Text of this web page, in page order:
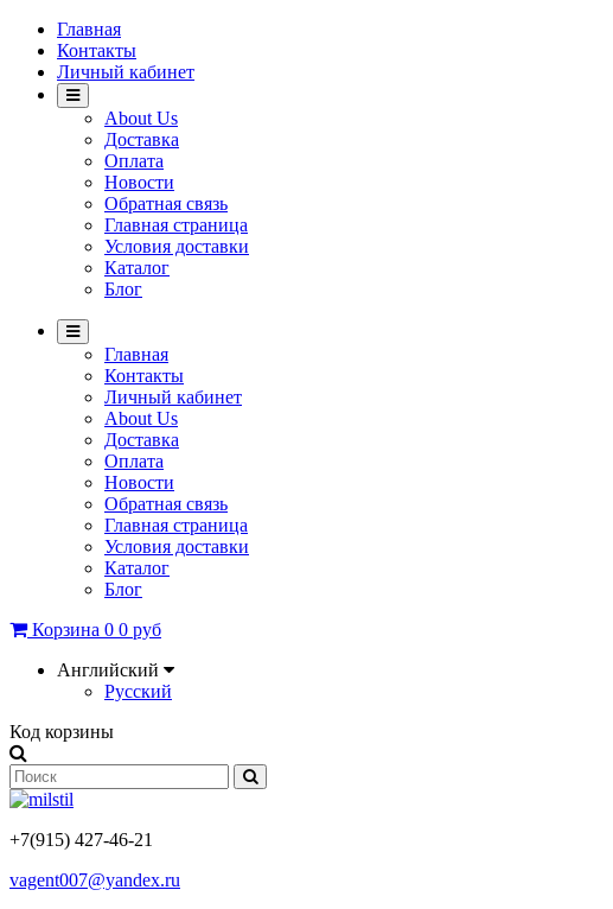
Главная
Контакты
Личный кабинет
About Us
Доставка
Оплата
Новости
Обратная связь
Главная страница
Условия доставки
Каталог
Блог
Главная
Контакты
Личный кабинет
About Us
Доставка
Оплата
Новости
Обратная связь
Главная страница
Условия доставки
Каталог
Блог
Корзина 0 0 руб
Английский
Русский
Код корзины
+7(915) 427-46-21
vagent007@yandex.ru